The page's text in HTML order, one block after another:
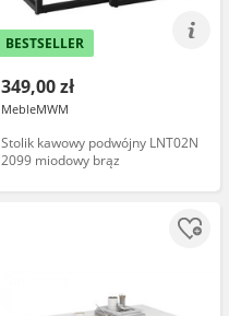
BESTSELLER
349,00 zł
MebleMWM
Stolik kawowy podwójny LNT02N
2099 miodowy brąz